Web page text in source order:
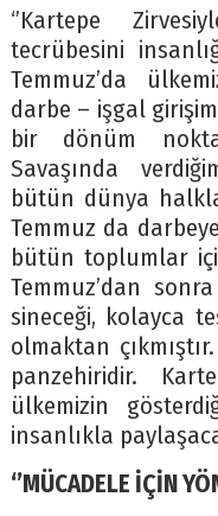
‘’Kartepe
tecrübesini
Temmuz’da
darbe – işgal
bir dönüm
Savaşında
bütün dünya
Temmuz da
bütün toplumlar
Temmuz’dan
sineceği, kolayca
olmaktan
panzehiridir.
ülkemizin
insanlıkla
‘’MÜCADELE İÇİN